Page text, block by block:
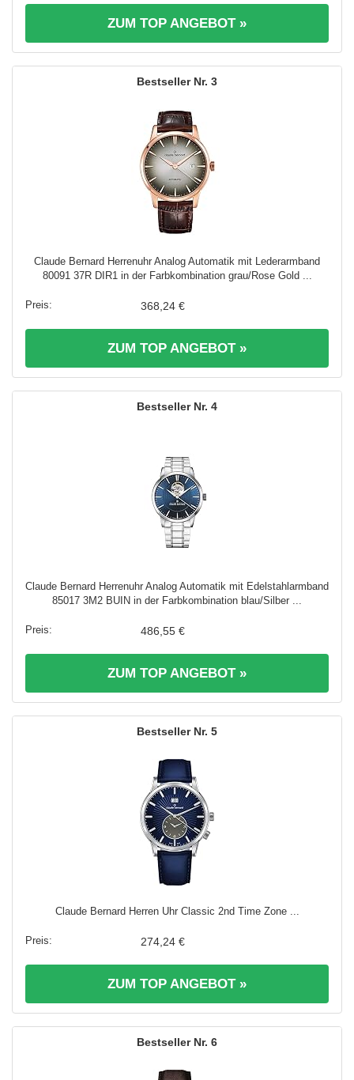
ZUM TOP ANGEBOT »
3
Claude Bernard Herrenuhr Analog Automatik mit Lederarmband
80091 37R DIR1 in der Farbkombination grau/Rose Gold ...
368,24 €
ZUM TOP ANGEBOT »
4
Claude Bernard Herrenuhr Analog Automatik mit Edelstahlarmband
85017 3M2 BUIN in der Farbkombination blau/Silber ...
486,55 €
ZUM TOP ANGEBOT »
5
Claude Bernard Herren Uhr Classic 2nd Time Zone ...
274,24 €
ZUM TOP ANGEBOT »
6